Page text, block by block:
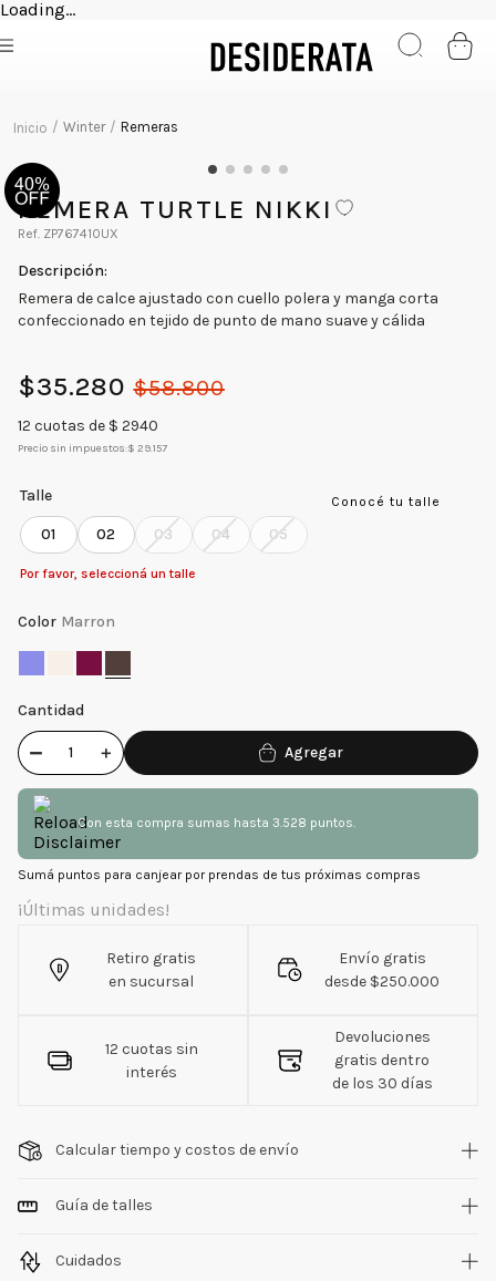
Loading...
Winter Remeras
REMERA TURTLE NIKKI
ZP767410UX
Remera de calce ajustado con cuello polera y manga corta
confeccionado en tejido de punto de mano suave y cálida
$35.280 $58.800
12 cuotas de $ 2940
Precio sin impuestos:$ 29.157
Conocé tu talle
Talle
01 02 03 04 05
Por favor, seleccioná un talle
Color Marron
Cantidad
＋
－
Con esta compra sumas hasta 3.528 puntos.
Sumá puntos para canjear por prendas de tus próximas compras
¡Últimas unidades!
Retiro gratis
en sucursal
Envío gratis
desde $250.000
12 cuotas sin
interés
Devoluciones
gratis dentro
de los 30 días
Calcular tiempo y costos de envío
Guía de talles
Cuidados